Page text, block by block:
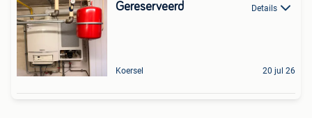
Gereserveerd Details
Koersel 20 jul 26